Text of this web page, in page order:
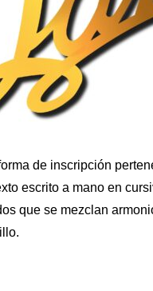
de inscripción
escrito a mano en
que se mezclan